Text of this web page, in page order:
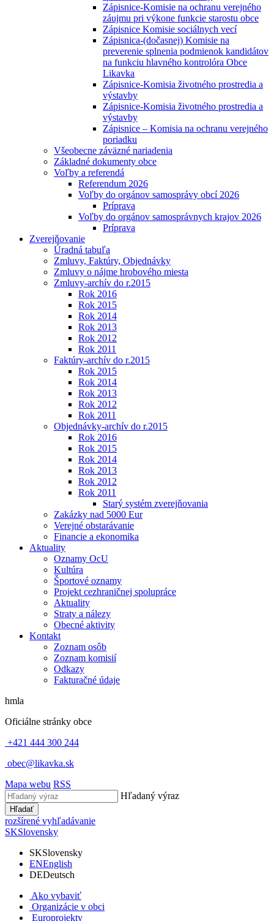
Zápisnice-Komisie na ochranu verejného
záujmu pri výkone funkcie starostu obce
Zápisnice Komisie sociálnych vecí
Zápisnica-(dočasnej) Komisie na
preverenie splnenia podmienok kandidátov
na funkciu hlavného kontrolóra Obce
Likavka
Zápisnice-Komisia životného prostredia a
výstavby
Zápisnice-Komisia životného prostredia a
výstavby
Zápisnice – Komisia na ochranu verejného
poriadku
Všeobecne záväzné nariadenia
Základné dokumenty obce
Voľby a referendá
Referendum 2026
Voľby do orgánov samosprávy obcí 2026
Príprava
Voľby do orgánov samosprávnych krajov 2026
Príprava
Zverejňovanie
Úradná tabuľa
Zmluvy, Faktúry, Objednávky
Zmluvy o nájme hrobového miesta
Zmluvy-archív do r.2015
Rok 2016
Rok 2015
Rok 2014
Rok 2013
Rok 2012
Rok 2011
Faktúry-archív do r.2015
Rok 2015
Rok 2014
Rok 2013
Rok 2012
Rok 2011
Objednávky-archív do r.2015
Rok 2016
Rok 2015
Rok 2014
Rok 2013
Rok 2012
Rok 2011
Starý systém zverejňovania
Zakázky nad 5000 Eur
Verejné obstarávanie
Financie a ekonomika
Aktuality
Oznamy OcU
Kultúra
Športové oznamy
Projekt cezhraničnej spolupráce
Aktuality
Straty a nálezy
Obecné aktivity
Kontakt
Zoznam osôb
Zoznam komisií
Odkazy
Fakturačné údaje
hmla
Oficiálne stránky obce
+421 444 300 244
obec@likavka.sk
Mapa webu RSS
Hľadaný výraz
Hľadať
rozšírené vyhľadávanie
SKSlovensky
SKSlovensky
ENEnglish
DEDeutsch
Ako vybaviť
Organizácie v obci
Europrojekty